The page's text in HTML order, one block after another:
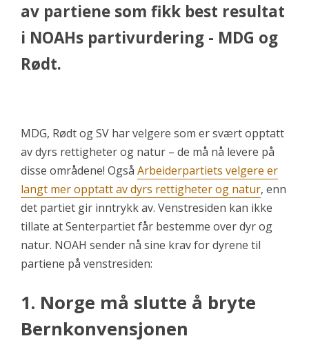
av partiene som fikk best resultat
i NOAHs partivurdering - MDG og
Rødt.
MDG, Rødt og SV har velgere som er svært opptatt
av dyrs rettigheter og natur – de må nå levere på
disse områdene! Også Arbeiderpartiets velgere er
langt mer opptatt av dyrs rettigheter og natur, enn
det partiet gir inntrykk av. Venstresiden kan ikke
tillate at Senterpartiet får bestemme over dyr og
natur. NOAH sender nå sine krav for dyrene til
partiene på venstresiden:
1. Norge må slutte å bryte
Bernkonvensjonen